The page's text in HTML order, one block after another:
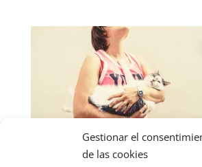
Gestionar el
de las cookies